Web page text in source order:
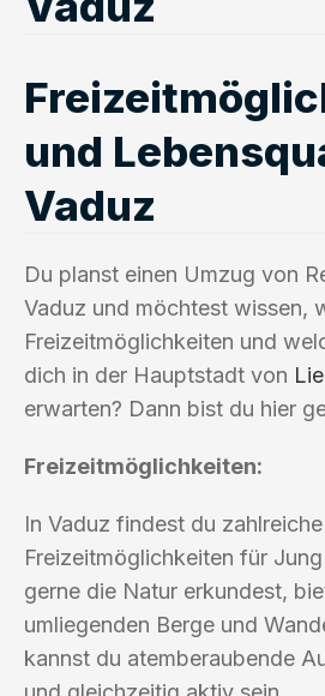
und
Vaduz
Du planst einen Umzug von
Vaduz und möchtest wissen,
Freizeitmöglichkeiten und
dich in der Hauptstadt von
erwarten? Dann bist du hier
Freizeitmöglichkeiten:
In Vaduz findest du
Freizeitmöglichkeiten für
gerne die Natur erkundest,
umliegenden Berge und
kannst du atemberaubende